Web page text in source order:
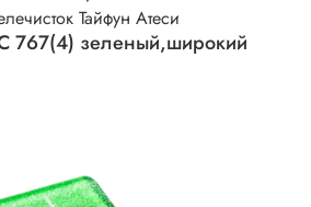
Тайфун Атеси
767(4) зеленый,широкий